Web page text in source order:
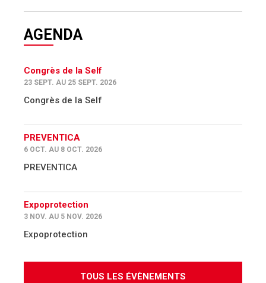
AGENDA
Congrès de la Self
23 SEPT. AU 25 SEPT. 2026
Congrès de la Self
PREVENTICA
6 OCT. AU 8 OCT. 2026
PREVENTICA
Expoprotection
3 NOV. AU 5 NOV. 2026
Expoprotection
TOUS LES ÉVÈNEMENTS